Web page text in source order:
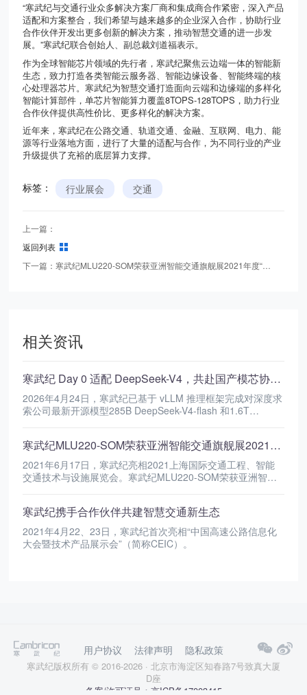
“寒武纪与交通行业众多解决方案厂商和集成商合作紧密，深入产品
适配和方案整合，我们希望与越来越多的企业深入合作，协助行业
合作伙伴开发出更多创新的解决方案，推动智慧交通的进一步发
展。”寒武纪联合创始人、副总裁刘道福表示。
作为全球智能芯片领域的先行者，寒武纪聚焦云边端一体的智能新
生态，致力打造各类智能云服务器、智能边缘设备、智能终端的核
心处理器芯片。寒武纪为智慧交通打造面向云端和边缘端的多样化
智能计算部件，单芯片智能算力覆盖8TOPS-128TOPS ，助力行业
合作伙伴提供高性价比、更多样化的解决方案。
近年来，寒武纪在公路交通、轨道交通、金融、互联网、电力、能
源等行业落地方面，进行了大量的适配与合作，为不同行业的产业
升级提供了充裕的底层算力支撑。
标签： 行业展会 交通
上一篇：
返回列表
下一篇：
相关资讯
寒武纪 Day 0 适配 DeepSeek-V4，共赴国产模芯协作新里程碑
2026年4月24日，寒武纪已基于 vLLM 推理框架完成对深度求
索公司最新开源模型285B DeepSeek-V4-flash 和1.6T
寒武纪MLU220-SOM荣获亚洲智能交通旗舰展2021年度“创新产品”
2021年6月17日，寒武纪亮相2021上海国际交通工程、智能
交通技术与设施展览会。寒武纪MLU220-SOM荣获亚洲智能
寒武纪携手合作伙伴共建智慧交通新生态
2021年4月22、23日，寒武纪首次亮相“中国高速公路信息化
大会暨技术产品展示会”（简称CEIC）。
用户协议 法律声明 隐私政策
寒武纪版权所有 © 2016-2026 · 北京市海淀区知春路7号致真大厦
D座
备案/许可证号：京ICP备17003415